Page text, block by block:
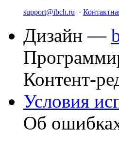
support@ibch.ru ·
Дизайн —
Контент-
Условия
Об